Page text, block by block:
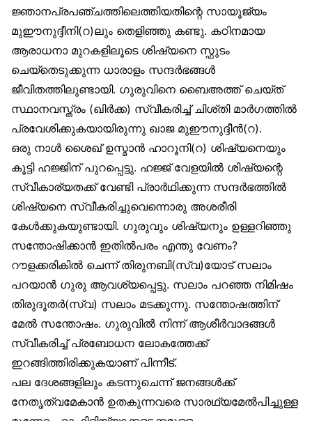
ജ്ഞാനപ്രപഞ്ചത്തിലെത്തിയതിന്റെ സായൂജ്യം
മുഈനുദ്ദീനി(റ)ലും തെളിഞ്ഞു കണ്ടു. കഠിനമായ
ആരാധനാ മുറകളിലൂടെ ശിഷ്യനെ സ്ഫുടം
ചെയ്‌തെടുക്കുന്ന ധാരാളം സന്ദർഭങ്ങൾ
ജീവിതത്തിലുണ്ടായി. ഗുരുവിനെ ബൈഅത്ത് ചെയ്ത്
സ്ഥാനവസ്ത്രം (ഖിർക്ക) സ്വീകരിച്ച് ചിശ്തി മാർഗത്തിൽ
പ്രവേശിക്കുകയായിരുന്നു ഖാജ മുഈനുദ്ദീൻ(റ).
ഒരു നാൾ ശൈഖ് ഉസ്മാൻ ഹാറൂനി(റ) ശിഷ്യനെയും
കൂട്ടി ഹജ്ജിന് പുറപ്പെട്ടു. ഹജ്ജ് വേളയിൽ ശിഷ്യന്റെ
സ്വീകാര്യതക്ക് വേണ്ടി പ്രാർഥിക്കുന്ന സന്ദർഭത്തിൽ
ശിഷ്യനെ സ്വീകരിച്ചുവെന്നൊരു അശരീരി
കേൾക്കുകയുണ്ടായി. ഗുരുവും ശിഷ്യനും ഉള്ളറിഞ്ഞു
സന്തോഷിക്കാൻ ഇതിൽപരം എന്തു വേണം?
റൗളക്കരികിൽ ചെന്ന് തിരുനബി(സ്വ)യോട് സലാം
പറയാൻ ഗുരു ആവശ്യപ്പെട്ടു. സലാം പറഞ്ഞ നിമിഷം
തിരുദൂതർ(സ്വ) സലാം മടക്കുന്നു. സന്തോഷത്തിന്
മേൽ സന്തോഷം. ഗുരുവിൽ നിന്ന് ആശീർവാദങ്ങൾ
സ്വീകരിച്ച് പ്രബോധന ലോകത്തേക്ക്
ഇറങ്ങിത്തിരിക്കുകയാണ് പിന്നീട്.
പല ദേശങ്ങളിലും കടന്നുചെന്ന് ജനങ്ങൾക്ക്
നേതൃത്വമേകാൻ ഉതകുന്നവരെ സാരഥ്യമേൽപിച്ചുള്ള